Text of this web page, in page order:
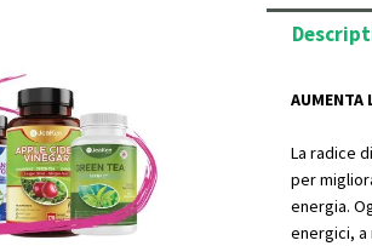
£50.00.
AUMENTA
La radice
per
energia.
energici, a